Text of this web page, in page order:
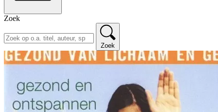
Zoek
Zoek